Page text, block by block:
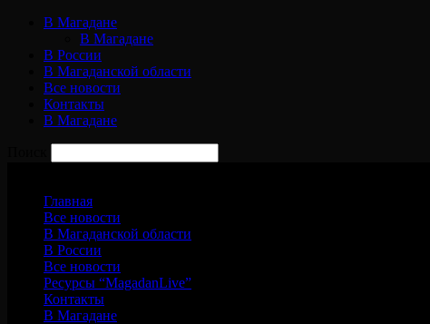
В Магадане
В Магадане
В России
В Магаданской области
Все новости
Контакты
В Магадане
Главная
Все новости
В Магаданской области
В России
Все новости
Ресурсы “MagadanLive”
Контакты
В Магадане